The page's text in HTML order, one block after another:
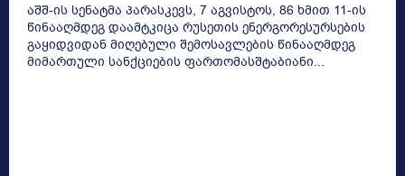
აშშ-ის სენატმა პარასკევს, 7 აგვისტოს, 86 ხმით 11-ის
წინააღმდეგ დაამტკიცა რუსეთის ენერგორესურსების
გაყიდვიდან მიღებული შემოსავლების წინააღმდეგ
მიმართული სანქციების ფართომასშტაბიანი...